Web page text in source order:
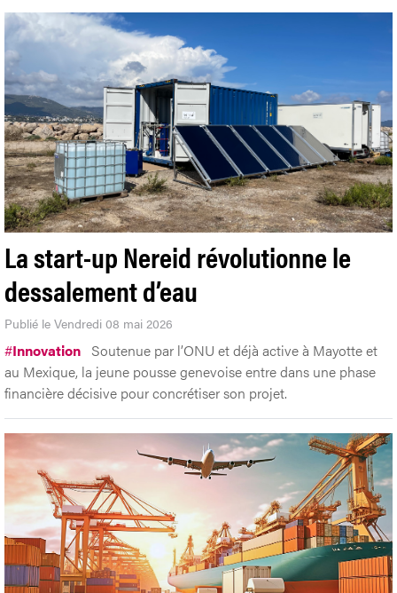
La start-up Nereid révolutionne le
dessalement d’eau
Publié le Vendredi 08 mai 2026
#Innovation Soutenue par l’ONU et déjà active à Mayotte et
au Mexique, la jeune pousse genevoise entre dans une phase
financière décisive pour concrétiser son projet.